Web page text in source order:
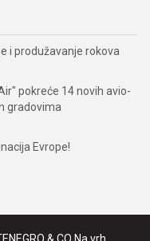
i produžavanje rokova
pokreće 14 novih avio-
gradovima
Evrope!